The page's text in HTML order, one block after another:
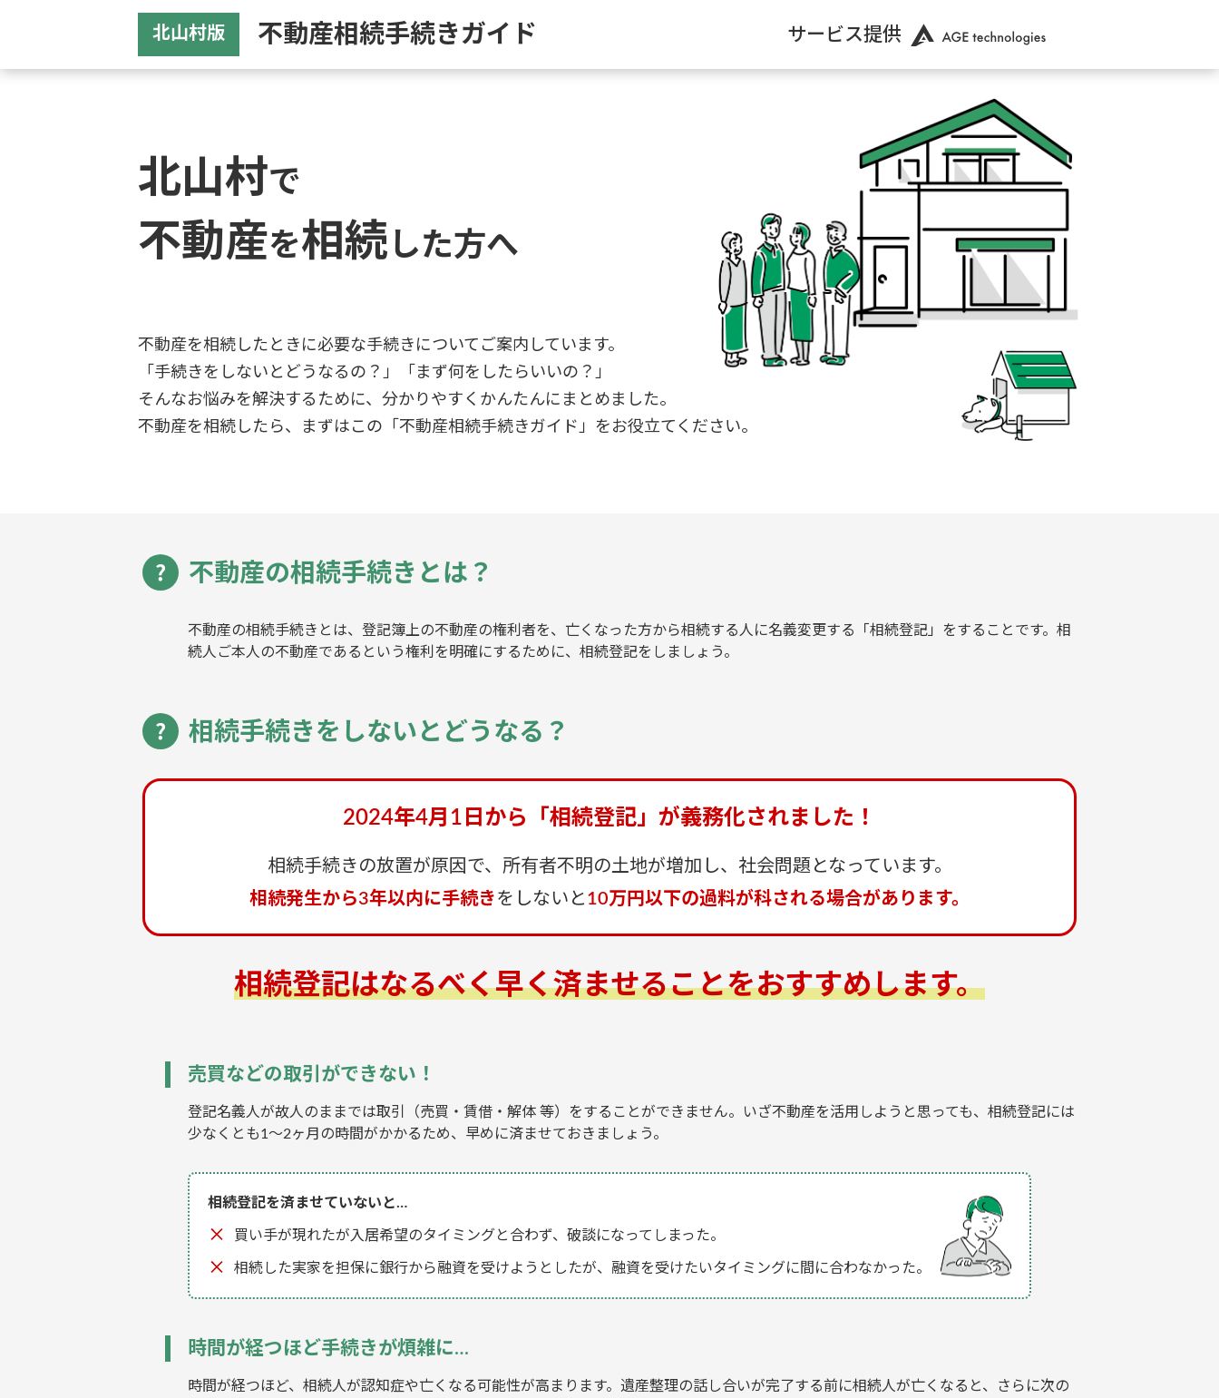
北山村版 不動産相続手続きガイド サービス提供
北山村で
不動産を相続 した方へ
不動産を相続したときに必要な手続きについてご案内しています。
「手続きをしないとどうなるの？」「まず何をしたらいいの？」
そんなお悩みを解決するために、分かりやすくかんたんにまとめました。
不動産を相続したら、まずはこの「不動産相続手続きガイド」をお役立てください。
不動産の相続手続きとは？
不動産の相続手続きとは、登記簿上の不動産の権利者を、亡くなった方から相続する人に名義変更する「相続登記」をすることです。相
続人ご本人の不動産であるという権利を明確にするために、相続登記をしましょう。
相続手続きをしないとどうなる？
2024年4月1日から「相続登記」が義務化されました！
相続手続きの放置が原因で、所有者不明の土地が増加し、社会問題となっています。
相続発生から3年以内に手続き をしないと 10万円以下の過料が科される場合があります。
相続登記はなるべく早く済ませることをおすすめします。
売買などの取引ができない！
登記名義人が故人のままでは取引（売買・賃借・解体 等）をすることができません。いざ不動産を活用しようと思っても、相続登記には
少なくとも1〜2ヶ月の時間がかかるため、早めに済ませておきましょう。
相続登記を済ませていないと…
買い手が現れたが入居希望のタイミングと合わず、破談になってしまった。
相続した実家を担保に銀行から融資を受けようとしたが、融資を受けたいタイミングに間に合わなかった。
時間が経つほど手続きが煩雑に…
時間が経つほど、相続人が認知症や亡くなる可能性が高まります。遺産整理の話し合いが完了する前に相続人が亡くなると、さらに次の